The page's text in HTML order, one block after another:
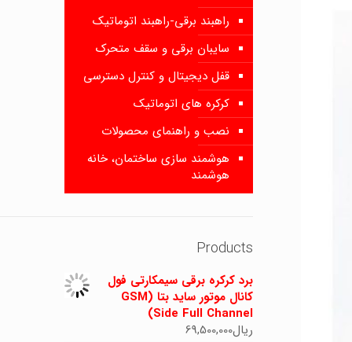
راهبند برقی-راهبند اتوماتیک
سایبان برقی و سقف متحرک
قفل دیجیتال و کنترل دسترسی
کرکره های اتوماتیک
نصب و راهنمای محصولات
هوشمند سازی ساختمان، خانه
هوشمند
Products
برد کرکره برقی سیمکارتی فول
کانال موتور ساید بتا (GSM
Side Full Channel)
ریال69,500,000